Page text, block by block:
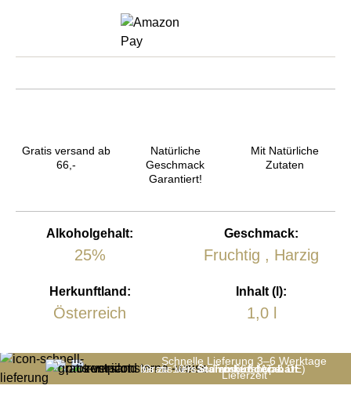
Gratis versand ab
66,-
Natürliche
Geschmack
Garantiert!
Mit Natürliche
Zutaten
Alkoholgehalt:
25%
Geschmack:
Fruchtig , Harzig
Herkunftland:
Österreich
Inhalt (l):
1,0 l
Trustedshops
Schnelle Lieferung 3–6 Werktage
Lieferzeit
bis zu 10%Stammkunderabatt
Gratis versand ab 66€ (AT & DE)